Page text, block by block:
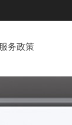
服务政策